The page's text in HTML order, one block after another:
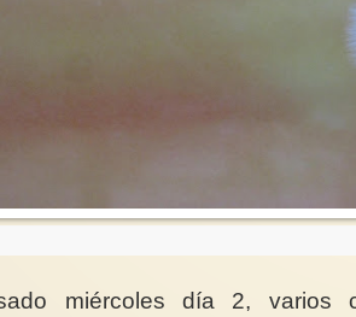
miércoles día 2, varios